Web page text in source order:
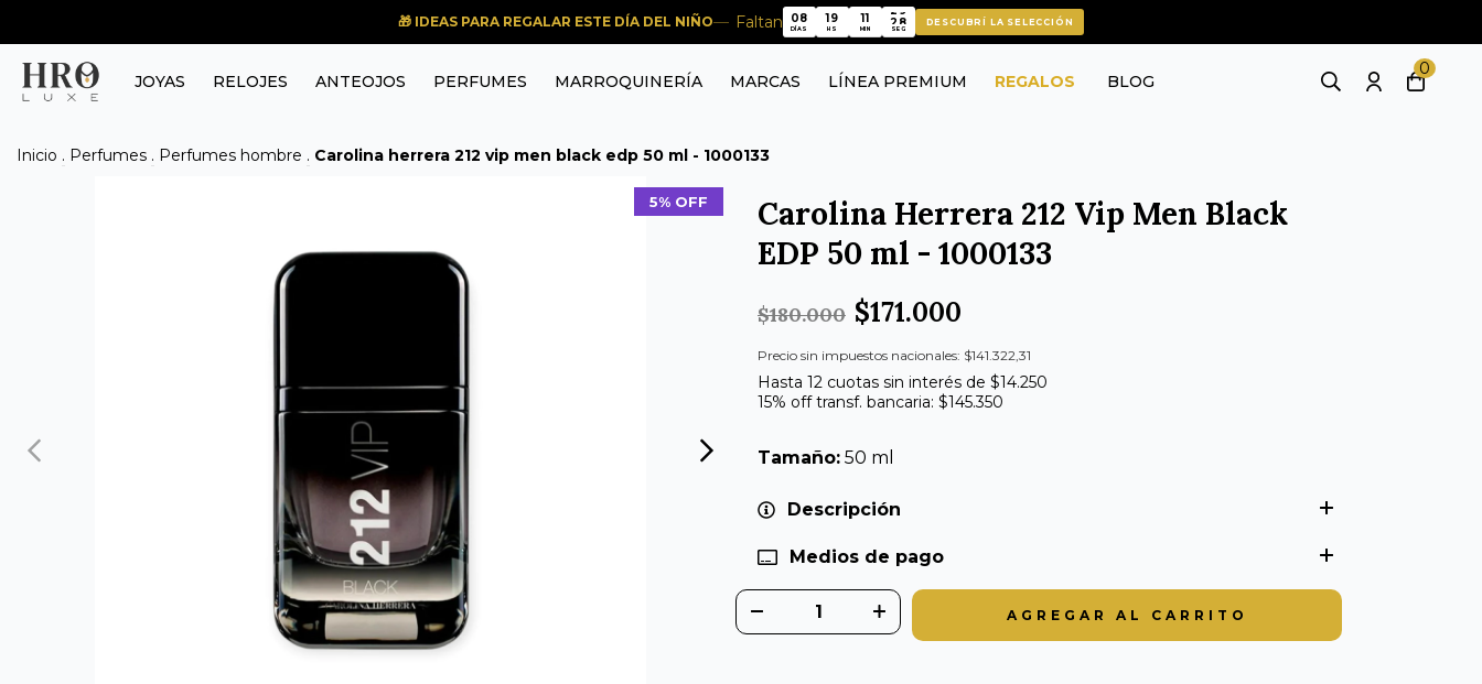
🎁 IDEAS PARA REGALAR ESTE DÍA DEL NIÑO Faltan
08
08
DÍAS
19
19
HS
11
11
MIN
28
28
SEG
DESCUBRÍ LA SELECCIÓN
JOYAS RELOJES ANTEOJOS PERFUMES MARROQUINERÍA MARCAS LÍNEA PREMIUM REGALOS BLOG
0
Inicio . Perfumes . Perfumes hombre . Carolina herrera 212 vip men black edp 50 ml - 1000133
5% OFF
Carolina Herrera 212 Vip Men Black
EDP 50 ml - 1000133
$180.000 $171.000
Precio sin impuestos nacionales: $141.322,31
Hasta 12 cuotas sin interés de $14.250
15% off transf. bancaria: $145.350
Tamaño: 50 ml
Descripción
Medios de pago